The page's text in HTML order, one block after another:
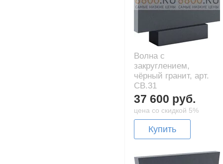
Волна с
закруглением,
чёрный гранит, арт.
CB.31
37 600 руб.
цена со скидкой 5%
Купить